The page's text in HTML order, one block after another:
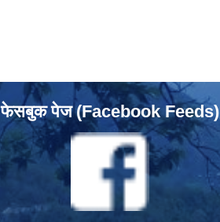
फेसबुक पेज (Facebook Feeds)